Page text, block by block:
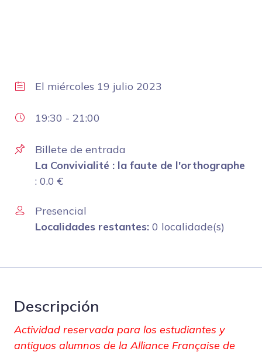
El miércoles 19 julio 2023
19:30 - 21:00
Billete de entrada
La Convivialité : la faute de l'orthographe
: 0.0 €
Presencial
Localidades restantes: 0 localidade(s)
Descripción
Actividad reservada para los estudiantes y
antiguos alumnos de la Alliance Française de